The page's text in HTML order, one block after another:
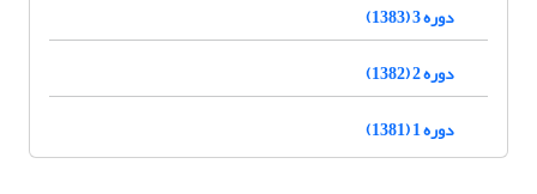
دوره 3 (1383)
دوره 2 (1382)
دوره 1 (1381)